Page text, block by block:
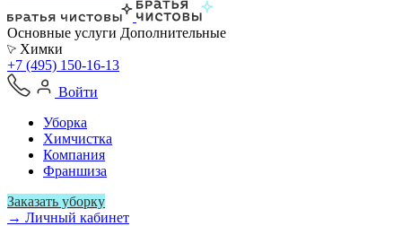
Основные услуги Дополнительные
Химки
+7 (495) 150-16-13
Войти
Уборка
Химчистка
Компания
Франшиза
Заказать уборку
→ Личный кабинет